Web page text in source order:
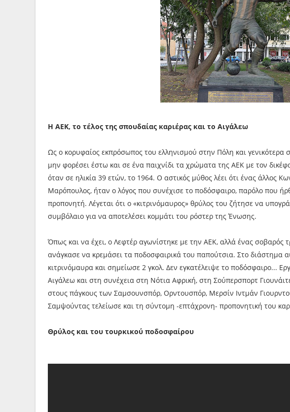
Η ΑΕΚ, το τέλος της σπουδαίας καριέρας και το Αιγάλεω
Ως ο κορυφαίος εκπρόσωπος του ελληνισμού στην Πόλη και γενικότερα
μην φορέσει έστω και σε ένα παιχνίδι τα χρώματα της ΑΕΚ με τον
όταν σε ηλικία 39 ετών, το 1964. Ο αστικός μύθος λέει ότι ένας άλλος
Μαρόπουλος, ήταν ο λόγος που συνέχισε το ποδόσφαιρο, παρόλο που
προπονητή. Λέγεται ότι ο «κιτρινόμαυρος» θρύλος του ζήτησε να
συμβόλαιο για να αποτελέσει κομμάτι του ρόστερ της Ένωσης.
Όπως και να έχει, ο Λεφτέρ αγωνίστηκε με την ΑΕΚ, αλλά ένας σοβαρός
ανάγκασε να κρεμάσει τα ποδοσφαιρικά του παπούτσια. Στο διάστημα
κιτρινόμαυρα και σημείωσε 2 γκολ. Δεν εγκατέλειψε το ποδόσφαιρο...
Αιγάλεω και στη συνέχεια στη Νότια Αφρική, στη Σούπερσπορτ
στους πάγκους των Σαμσουνσπόρ, Ορντουσπόρ, Μερσίν Ιντμάν
Σαμψούντας τελείωσε και τη σύντομη -επτάχρονη- προπονητική του
Θρύλος και του τουρκικού ποδοσφαίρου